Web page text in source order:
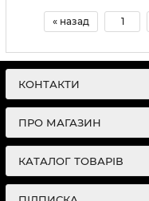
« назад 1
КОНТАКТИ
ПРО МАГАЗИН
КАТАЛОГ ТОВАРІВ